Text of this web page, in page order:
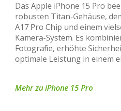
Das Apple iPhone 15 Pro
robusten Titan-Gehäuse,
A17 Pro Chip und einem
Kamera-System. Es
Fotografie, erhöhte
optimale Leistung in einem
Mehr zu iPhone 15 Pro